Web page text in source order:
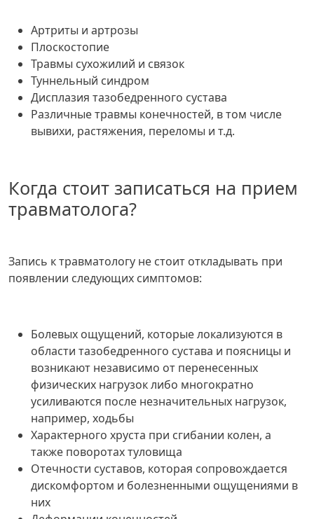
Артриты и артрозы
Плоскостопие
Травмы сухожилий и связок
Туннельный синдром
Дисплазия тазобедренного сустава
Различные травмы конечностей, в том числе
вывихи, растяжения, переломы и т.д.
Когда стоит записаться на прием
травматолога?
Запись к травматологу не стоит откладывать при
появлении следующих симптомов:
Болевых ощущений, которые локализуются в
области тазобедренного сустава и поясницы и
возникают независимо от перенесенных
физических нагрузок либо многократно
усиливаются после незначительных нагрузок,
например, ходьбы
Характерного хруста при сгибании колен, а
также поворотах туловища
Отечности суставов, которая сопровождается
дискомфортом и болезненными ощущениями в
них